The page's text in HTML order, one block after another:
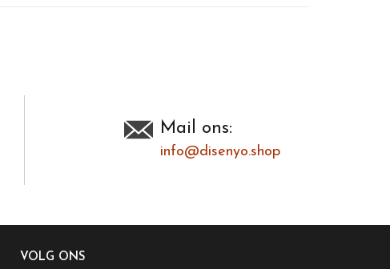
Mail ons:
info@disenyo.shop
VOLG ONS